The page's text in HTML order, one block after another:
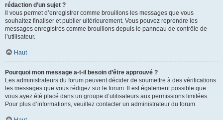
rédaction d’un sujet ?
Il vous permet d’enregistrer comme brouillons les messages que vous
souhaitez finaliser et publier ultérieurement. Vous pouvez reprendre les
messages enregistrés comme brouillons depuis le panneau de contrôle de
l’utilisateur.
Haut
Pourquoi mon message a-t-il besoin d’être approuvé ?
Les administrateurs du forum peuvent décider de soumettre à des vérifications
les messages que vous rédigez sur le forum. Il est également possible que
vous ayez été placé dans un groupe d’utilisateurs aux permissions limitées.
Pour plus d’informations, veuillez contacter un administrateur du forum.